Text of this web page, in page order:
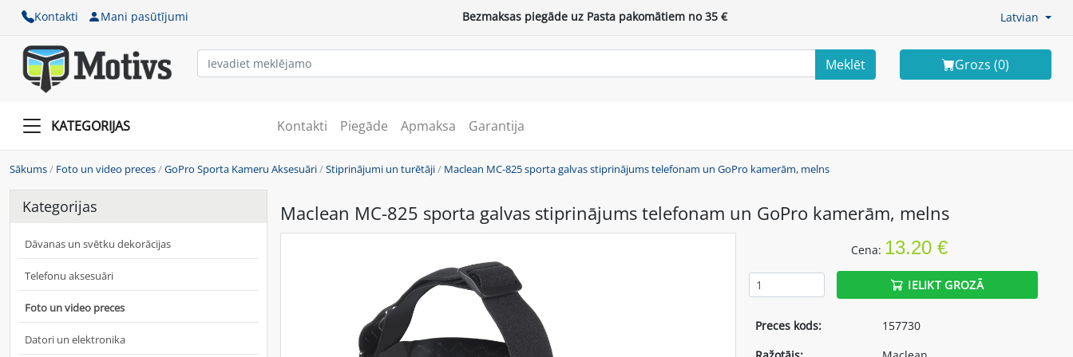
Kontakti Mani pasūtījumi Bezmaksas piegāde uz Pasta pakomātiem no 35 € Latvian
Meklēt Grozs (0)
KATEGORIJAS Kontakti Piegāde Apmaksa Garantija
Sākums/ Foto un video preces/GoPro Sporta Kameru Aksesuāri/Stiprinājumi un turētāji/ Maclean MC-825 sporta galvas stiprinājums telefonam un GoPro kamerām, melns
Kategorijas
Dāvanas un svētku dekorācijas
Telefonu aksesuāri
Foto un video preces
Datori un elektronika
Maclean MC-825 sporta galvas stiprinājums telefonam un GoPro kamerām, melns
Cena: 13.20 €
IELIKT GROZĀ
Preces kods:
157730